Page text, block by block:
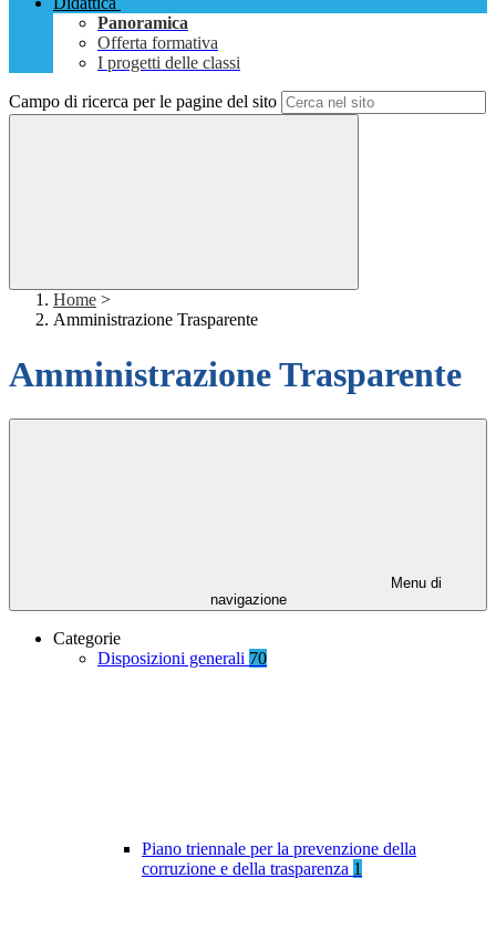
Panoramica
Offerta formativa
I progetti delle classi
Campo di ricerca per le pagine del sito
Home >
Amministrazione Trasparente
Amministrazione Trasparente
Menu di
navigazione
Categorie
Disposizioni generali 70
Piano triennale per la prevenzione della
corruzione e della trasparenza 1